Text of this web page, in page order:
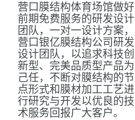
营口膜结构体育场馆做好
前期免费服务的研发设计
团队，一对一设计方案，
营口银亿膜结构公司研发
设计团队，以追求科技创
新型、完美品质型产品为
己任，不断对膜结构的节
点形式和膜材加工工艺进
行研究与开发以优良的技
术服务回报广大客户。